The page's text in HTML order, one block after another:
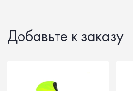
Добавьте к заказу